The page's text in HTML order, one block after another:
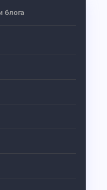
блога